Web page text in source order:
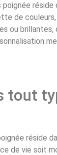
réside
de
ou
tout
réside
de vie soit